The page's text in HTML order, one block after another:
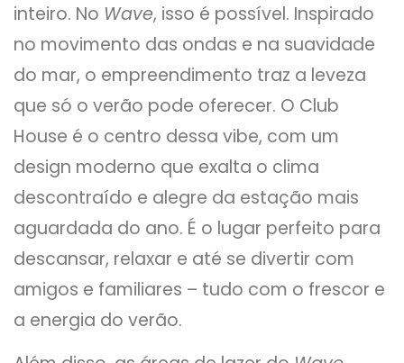
inteiro. No Wave, isso é possível. Inspirado
no movimento das ondas e na suavidade
do mar, o empreendimento traz a leveza
que só o verão pode oferecer. O Club
House é o centro dessa vibe, com um
design moderno que exalta o clima
descontraído e alegre da estação mais
aguardada do ano. É o lugar perfeito para
descansar, relaxar e até se divertir com
amigos e familiares – tudo com o frescor e
a energia do verão.